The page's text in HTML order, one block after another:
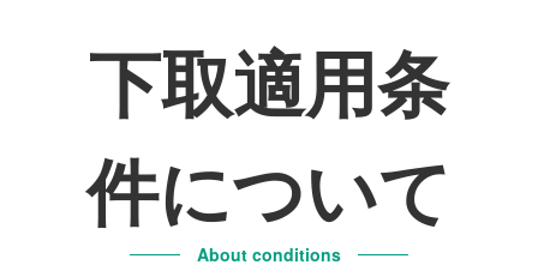
下取適用条
件について
About conditions